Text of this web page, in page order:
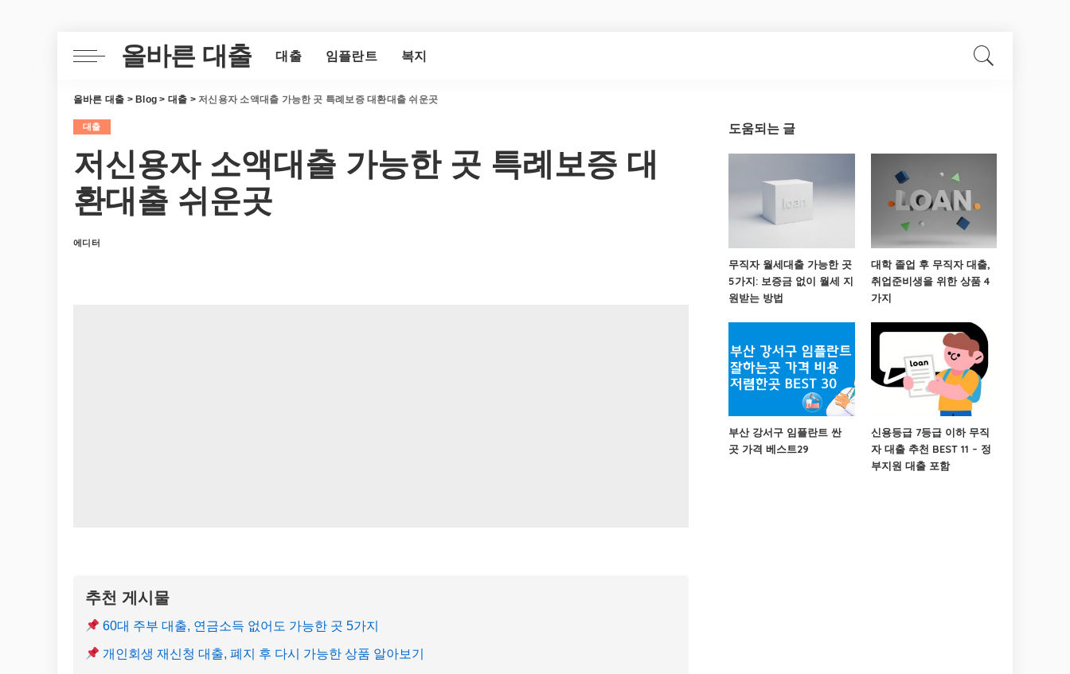
올바른 대출 대출 임플란트 복지
올바른 대출 > Blog > 대출 > 저신용자 소액대출 가능한 곳 특례보증 대환대출 쉬운곳
대출
저신용자 소액대출 가능한 곳 특례보증 대
환대출 쉬운곳
Posted
에디터
추천 게시물
60대 주부 대출, 연금소득 없어도 가능한 곳 5가지
개인회생 재신청 대출, 폐지 후 다시 가능한 상품 알아보기
도움되는 글
무직자 월세대출 가능한 곳
5가지: 보증금 없이 월세 지
원받는 방법
대학 졸업 후 무직자 대출,
취업준비생을 위한 상품 4
가지
부산 강서구 임플란트 싼
곳 가격 베스트29
신용등급 7등급 이하 무직
자 대출 추천 BEST 11 – 정
부지원 대출 포함